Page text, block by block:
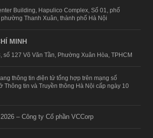
Building, Hapulico Complex, Số 01, phố
Thanh Xuân, thành phố Hà Nội
MINH
số 127 Võ Văn Tần, Phường Xuân Hòa, TPHCM
thông tin điện tử tổng hợp trên mạng số
Thông tin và Truyền thông Hà Nội cấp ngày 10
– Công ty Cổ phần VCCorp